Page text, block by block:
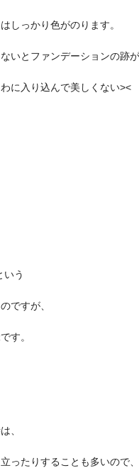
しっかり色がのります。
いとファンデーションの跡が
に入り込んで美しくない><
いう
ですが、
す。
、
ったりすることも多いので、